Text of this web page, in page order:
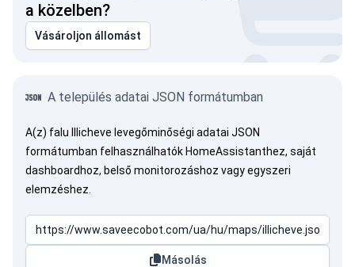
a közelben?
Vásároljon állomást
A település adatai JSON formátumban
A(z) falu Illicheve levegőminőségi adatai JSON
formátumban felhasználhatók HomeAssistanthez, saját
dashboardhoz, belső monitorozáshoz vagy egyszeri
elemzéshez.
Másolás